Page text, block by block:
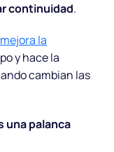
continuidad.
la
y hace la
cambian las
una palanca